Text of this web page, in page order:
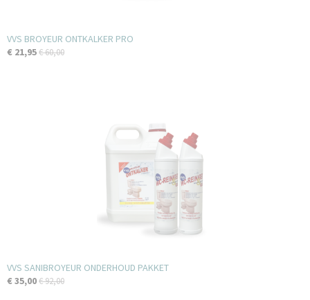
VVS BROYEUR ONTKALKER PRO
€ 21,95€ 60,00
VVS SANIBROYEUR ONDERHOUD PAKKET
€ 35,00€ 92,00